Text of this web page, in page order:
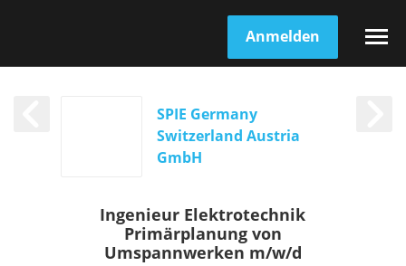
Anmelden
SPIE Germany
Switzerland Austria
GmbH
Ingenieur Elektrotechnik
Primärplanung von
Umspannwerken m/w/d